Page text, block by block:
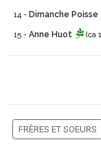
14 - Dimanche Poisse
15 - Anne Huot (ca
FRÈRES ET SOEURS